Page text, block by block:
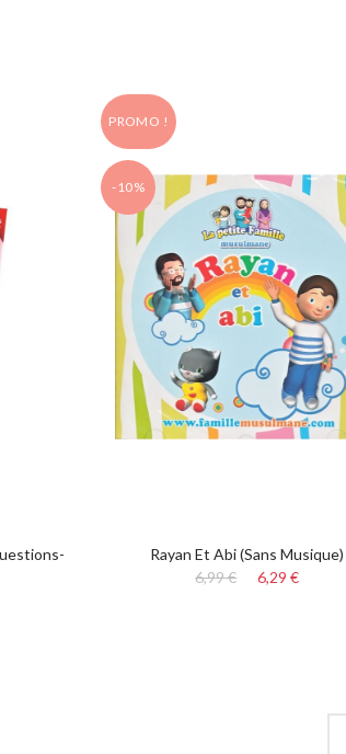
PROMO !
-10%
Rayan Et Abi (sans Musique)
6,99 €
6,29 €